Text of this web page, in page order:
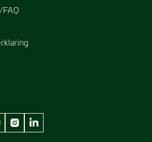
Museum Jan Cunen
Museum Jan Cunen
instagram Museum Jan Cunen
linkedin Museum Jan Cunen